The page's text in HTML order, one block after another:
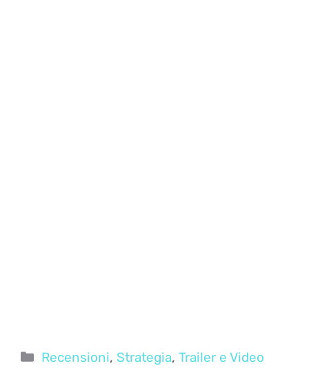
Categorie
Recensioni, Strategia,Trailer e Video